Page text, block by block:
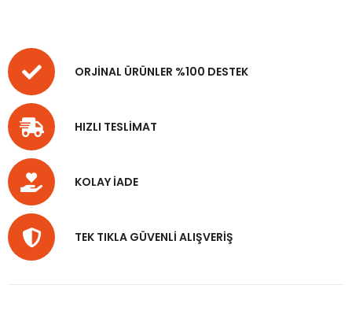
ORJİNAL ÜRÜNLER %100 DESTEK
HIZLI TESLİMAT
KOLAY İADE
TEK TIKLA GÜVENLİ ALIŞVERİŞ